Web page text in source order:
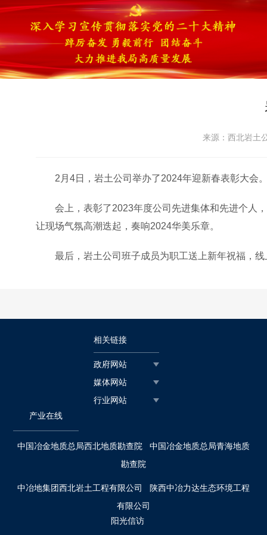
来源：西北岩
2月4日，岩土公司举办了2024年迎新春表彰大会
会上，表彰了2023年度公司先进集体和先进个人
让现场气氛高潮迭起，奏响2024华美乐章。
最后，岩土公司班子成员为职工送上新年祝福， 线
相关链接
政府网站
媒体网站
行业网站
产业在线
中国冶金地质总局西北地质勘查院
中国冶金地质总局青海地质
勘查院
中冶地集团西北岩土工程有限公司
陕西中冶力达生态环境工程
有限公司
阳光信访